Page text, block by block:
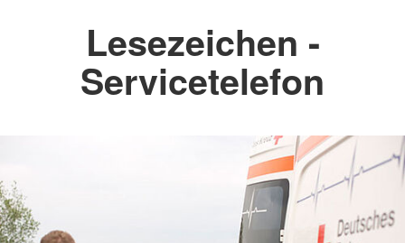
Lesezeichen -
Servicetelefon